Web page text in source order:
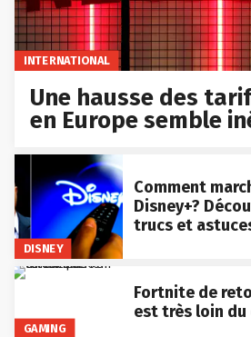
INTERNATIONAL
Une hausse des
en Europe semble
DISNEY
Comment
Disney+?
trucs et
GAMING
Fortnite de
est très loin